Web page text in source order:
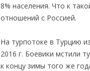
8% населения. Что к
отношений с Россией.
На турпотоке в Турцию
2016 г. Боевики мстили
к концу зимы того же